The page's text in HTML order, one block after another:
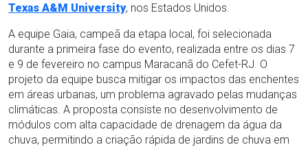
Texas A&M University, nos Estados Unidos.
A equipe Gaia, campeã da etapa local, foi selecionada
durante a primeira fase do evento, realizada entre os dias 7
e 9 de fevereiro no campus Maracanã do Cefet-RJ. O
projeto da equipe busca mitigar os impactos das enchentes
em áreas urbanas, um problema agravado pelas mudanças
climáticas. A proposta consiste no desenvolvimento de
módulos com alta capacidade de drenagem da água da
chuva, permitindo a criação rápida de jardins de chuva em